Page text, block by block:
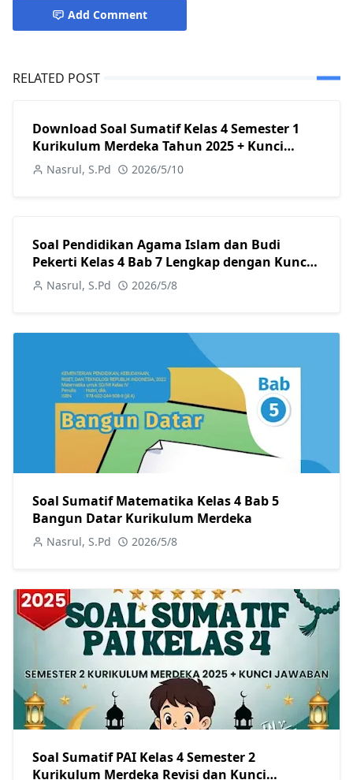
Add Comment
RELATED POST
Download Soal Sumatif Kelas 4 Semester 1
Kurikulum Merdeka Tahun 2025 + Kunci
Jawaban Lengkap
Nasrul, S.Pd 2026/5/10
Soal Pendidikan Agama Islam dan Budi
Pekerti Kelas 4 Bab 7 Lengkap dengan Kunci
Jawaban
Nasrul, S.Pd 2026/5/8
Soal Sumatif Matematika Kelas 4 Bab 5
Bangun Datar Kurikulum Merdeka
Nasrul, S.Pd 2026/5/8
Soal Sumatif PAI Kelas 4 Semester 2
Kurikulum Merdeka Revisi dan Kunci